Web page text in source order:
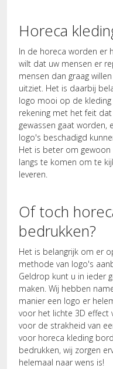
Horeca
In de horeca worden er
wilt dat uw mensen er
mensen dan graag
uitziet. Het is daarbij
logo mooi op de
rekening met het feit
gewassen gaat
logo's beschadigd
Het is beter om
langs te komen om te
leveren.
Of toch
bedrukken?
Het is belangrijk om er
methode van logo's
Geldrop kunt u in ieder
maken. Wij hebben
manier een logo er
voor het lichte 3D effect
voor de strakheid van
voor horeca kleding
bedrukken, wij zorgen
helemaal naar wens is!